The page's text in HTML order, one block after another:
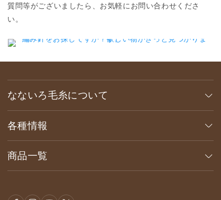
質問等がございましたら、お気軽にお問い合わせくださ
い。
なないろ毛糸について
各種情報
商品一覧